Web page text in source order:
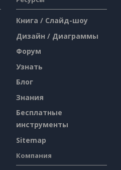
Книга / Слайд-шоу
Дизайн / Диаграммы
Форум
Узнать
Блог
Знания
Бесплатные
инструменты
Sitemap
Компания